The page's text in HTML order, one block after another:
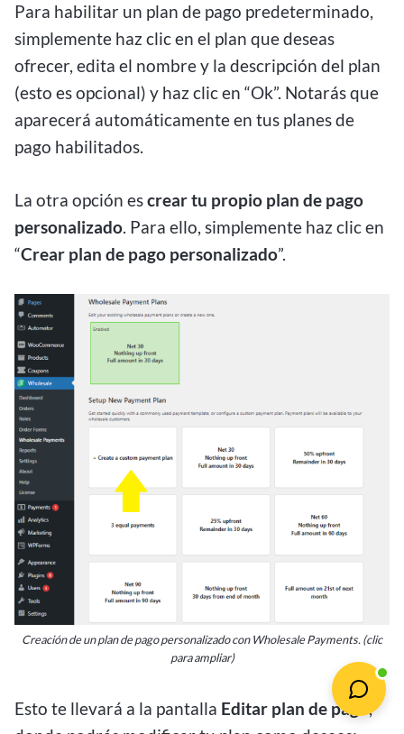
Para habilitar un plan de pago predeterminado,
simplemente haz clic en el plan que deseas
ofrecer, edita el nombre y la descripción del plan
(esto es opcional) y haz clic en “Ok”. Notarás que
aparecerá automáticamente en tus planes de
pago habilitados.
La otra opción escrear tu propio plan de pago
personalizado. Para ello, simplemente haz clic en
“Crear plan de pago personalizado”.
Creación de un plan de pago personalizado con Wholesale Payments. (clic
para ampliar)
Esto te llevará a la pantalla Editar plan de pago ,